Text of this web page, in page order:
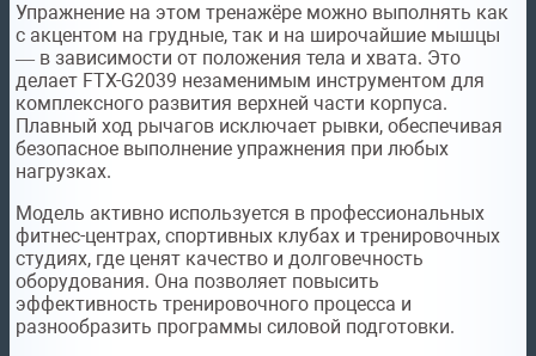
Упражнение на этом тренажёре можно выполнять как
с акцентом на грудные, так и на широчайшие мышцы
— в зависимости от положения тела и хвата. Это
делает FTX-G2039 незаменимым инструментом для
комплексного развития верхней части корпуса.
Плавный ход рычагов исключает рывки, обеспечивая
безопасное выполнение упражнения при любых
нагрузках.
Модель активно используется в профессиональных
фитнес-центрах, спортивных клубах и тренировочных
студиях, где ценят качество и долговечность
оборудования. Она позволяет повысить
эффективность тренировочного процесса и
разнообразить программы силовой подготовки.